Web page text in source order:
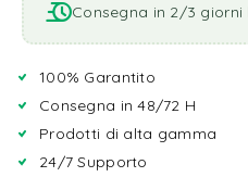
Consegna in 2/3 giorni
100% Garantito
Consegna in 48/72 H
Prodotti di alta gamma
24/7 Supporto